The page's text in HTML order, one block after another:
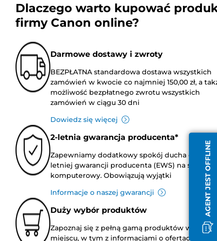
AGENT JEST OFFLINE
Dlaczego warto kupować
firmy Canon online?
Darmowe dostawy i zwroty
BEZPŁATNA standardowa dostawa wszystkich
zamówień w kwocie co najmniej 150,00 zł, a
możliwość bezpłatnego zwrotu wszystkich
zamówień w ciągu 30 dni
Dowiedz się więcej
2-letnia gwarancja producenta*
Zapewniamy dodatkowy spokój ducha dzięki 2-
letniej gwarancji producenta (EWS) na sprzęt
komputerowy. Obowiązują wyjątki
Informacje o naszej gwarancji
Duży wybór produktów
Zapoznaj się z pełną gamą produktów w
miejscu, w tym z informacjami o ofertach